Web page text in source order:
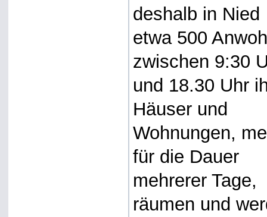
deshalb in Nied
etwa 500
zwischen 9:30
und 18.30 Uhr
Häuser und
Wohnungen,
für die Dauer
mehrerer Tage,
räumen und